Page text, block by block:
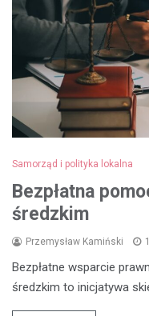
Samorząd i polityka lokalna
Bezpłatna
średzkim
Przemysław Kamiński
Bezpłatne wsparcie
średzkim to inicjatywa